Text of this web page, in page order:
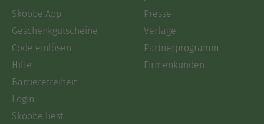
Skoobe App
Geschenkgutscheine
Code einlösen
Hilfe
Barrierefreiheit
Login
Skoobe liest
Presse
Verlage
Partnerprogramm
Firmenkunden